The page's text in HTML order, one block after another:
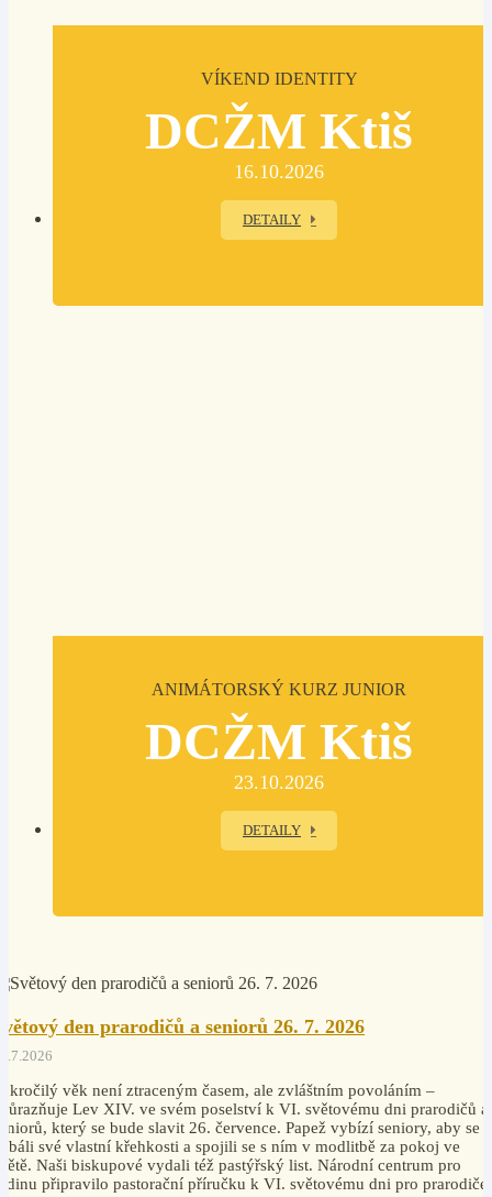
VÍKEND IDENTITY
DCŽM Ktiš
16.10.2026
DETAILY
ANIMÁTORSKÝ KURZ JUNIOR
DCŽM Ktiš
23.10.2026
DETAILY
den prarodičů a seniorů 26. 7. 2026
věk není ztraceným časem, ale zvláštním povoláním –
Lev XIV. ve svém poselství k VI. světovému dni prarodičů a
který se bude slavit 26. července. Papež vybízí seniory, aby se
své vlastní křehkosti a spojili se s ním v modlitbě za pokoj ve
Naši biskupové vydali též pastýřský list. Národní centrum pro
připravilo pastorační příručku k VI. světovému dni pro prarodiče